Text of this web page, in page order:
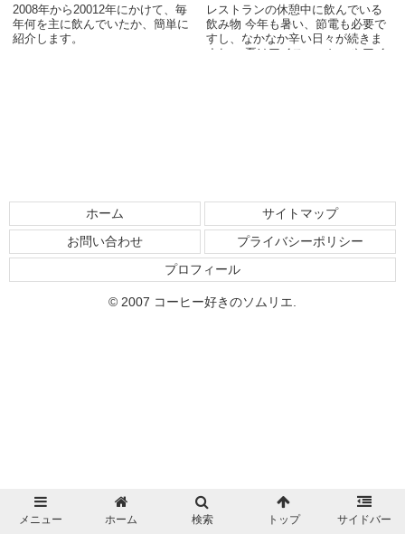
2008年から20012年にかけて、毎
年何を主に飲んでいたか、簡単に
紹介します。
レストランの休憩中に飲んでいる
飲み物 今年も暑い、節電も必要で
すし、なかなか辛い日々が続きま
すね。 夏はアイスコーヒーやアイ
ホーム
サイトマップ
お問い合わせ
プライバシーポリシー
プロフィール
© 2007 コーヒー好きのソムリエ.
メニュー ホーム 検索 トップ サイドバー